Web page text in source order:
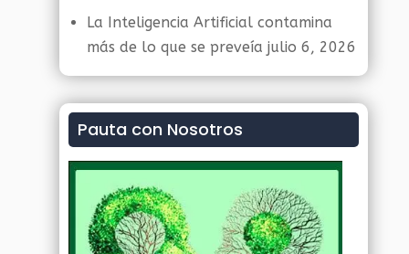
La Inteligencia Artificial contamina
más de lo que se preveía julio 6, 2026
Pauta con Nosotros